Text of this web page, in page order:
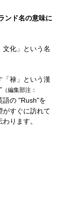
ンド名の意味に
文化」という名
「禄」という漢
（編集部注：
語の "Rush"を
がすぐに訪れて
ります。